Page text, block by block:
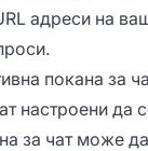
адреси на
покана за
настроени да
за чат може